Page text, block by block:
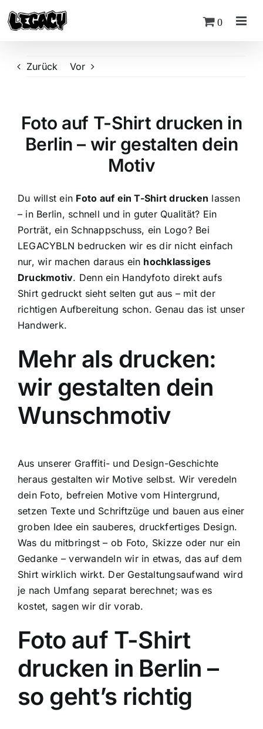
Inhalt
0
Zurück Vor
Foto auf T-Shirt drucken in
Berlin – wir gestalten dein
Motiv
Du willst ein Foto auf ein T-Shirt drucken lassen
– in Berlin, schnell und in guter Qualität? Ein
Porträt, ein Schnappschuss, ein Logo? Bei
LEGACYBLN bedrucken wir es dir nicht einfach
nur, wir machen daraus ein hochklassiges
Druckmotiv. Denn ein Handyfoto direkt aufs
Shirt gedruckt sieht selten gut aus – mit der
richtigen Aufbereitung schon. Genau das ist unser
Handwerk.
Mehr als drucken:
wir gestalten dein
Wunschmotiv
Aus unserer Graffiti- und Design-Geschichte
heraus gestalten wir Motive selbst. Wir veredeln
dein Foto, befreien Motive vom Hintergrund,
setzen Texte und Schriftzüge und bauen aus einer
groben Idee ein sauberes, druckfertiges Design.
Was du mitbringst – ob Foto, Skizze oder nur ein
Gedanke – verwandeln wir in etwas, das auf dem
Shirt wirklich wirkt. Der Gestaltungsaufwand wird
je nach Umfang separat berechnet; was es
kostet, sagen wir dir vorab.
Foto auf T-Shirt
drucken in Berlin –
so geht’s richtig
MxChat LEGACY Chatbot
Lieber Gast,
wie kann ich dir weiterhelfen?